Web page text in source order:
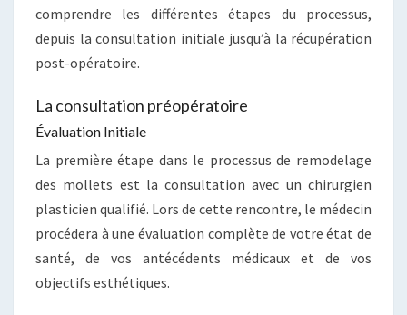
comprendre les différentes étapes du processus,
depuis la consultation initiale jusqu’à la récupération
post-opératoire.
La consultation préopératoire
Évaluation Initiale
La première étape dans le processus de remodelage
des mollets est la consultation avec un chirurgien
plasticien qualifié. Lors de cette rencontre, le médecin
procédera à une évaluation complète de votre état de
santé, de vos antécédents médicaux et de vos
objectifs esthétiques.